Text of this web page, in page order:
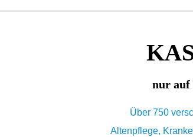
nur auf
Über 750
Altenpflege,